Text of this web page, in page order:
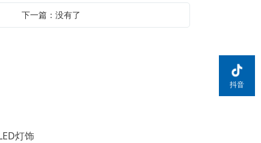
下一篇：没有了
灯饰
抖音